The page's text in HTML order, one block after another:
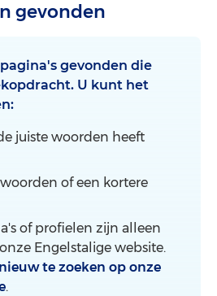
gevonden
gevonden die
U kunt het
juiste woorden heeft
of een kortere
of profielen zijn alleen
Engelstalige website.
te zoeken op onze
.